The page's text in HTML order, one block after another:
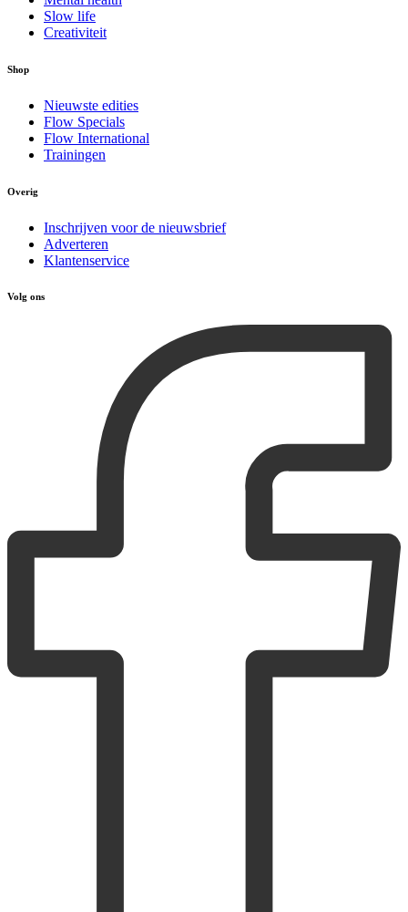
Slow life
Creativiteit
Shop
Nieuwste edities
Flow Specials
Flow International
Trainingen
Overig
Inschrijven voor de nieuwsbrief
Adverteren
Klantenservice
Volg ons